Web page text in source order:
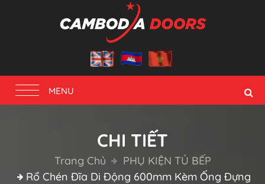
Toggle
navigation
MENU
CHI TIẾT
Trang Chủ
PHỤ KIỆN TỦ BẾP
Rổ Chén Đĩa Di Động 600mm Kèm Ống Đựng